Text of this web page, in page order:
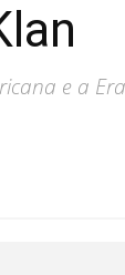
e a